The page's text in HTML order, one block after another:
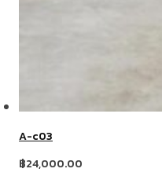
A-c03
฿24,000.00